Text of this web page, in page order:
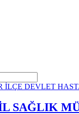
SAĞLIK